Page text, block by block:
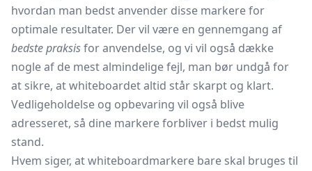
hvordan man bedst anvender disse markere for
optimale resultater. Der vil være en gennemgang af
bedste praksisfor anvendelse, og vi vil også dække
nogle af de mest almindelige fejl, man bør undgå for
at sikre, at whiteboardet altid står skarpt og klart.
Vedligeholdelse og opbevaring vil også blive
adresseret, så dine markere forbliver i bedst mulig
stand.
Hvem siger, at whiteboardmarkere bare skal bruges til